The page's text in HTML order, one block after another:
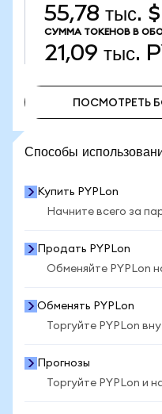
55,78 тыс. $
СУММА ТОКЕНОВ В
21,09 тыс.
ПОСМОТРЕТЬ
Способы
Купить PYPLon
Начните всего за
Продать PYPLon
Обменяйте PYPLon
Обменять PYPLon
Торгуйте PYPLon
Прогнозы
Торгуйте PYPLon и